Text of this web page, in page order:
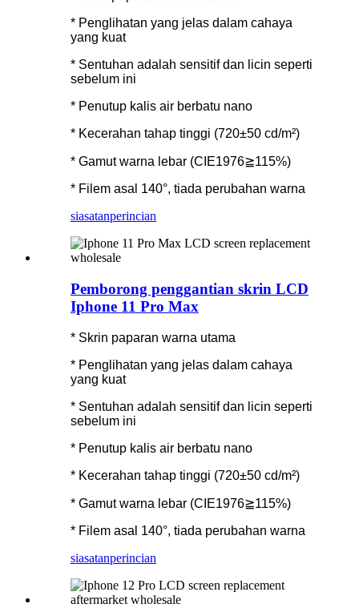
* Penglihatan yang jelas dalam cahaya
yang kuat
* Sentuhan adalah sensitif dan licin seperti
sebelum ini
* Penutup kalis air berbatu nano
* Kecerahan tahap tinggi (720±50 cd/m²)
* Gamut warna lebar (CIE1976≧115%)
* Filem asal 140°, tiada perubahan warna
siasatanperincian
Pemborong penggantian skrin LCD
Iphone 11 Pro Max
* Skrin paparan warna utama
* Penglihatan yang jelas dalam cahaya
yang kuat
* Sentuhan adalah sensitif dan licin seperti
sebelum ini
* Penutup kalis air berbatu nano
* Kecerahan tahap tinggi (720±50 cd/m²)
* Gamut warna lebar (CIE1976≧115%)
* Filem asal 140°, tiada perubahan warna
siasatanperincian